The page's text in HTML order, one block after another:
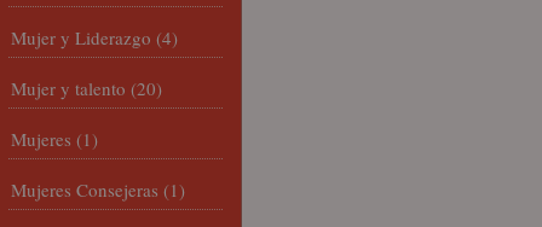
Mujer y Liderazgo (4)
Mujer y talento (20)
Mujeres (1)
Mujeres Consejeras (1)